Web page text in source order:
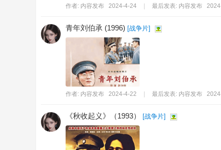
作者: 内容发布 2024-4-24 最后发表: 内容发布
青年刘伯承 (1996) [战争片]
作者: 内容发布 2024-4-22 最后发表: 内容发布
《秋收起义》（1993） [战争片]